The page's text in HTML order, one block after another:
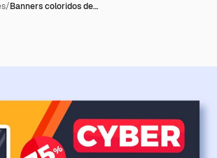
/Banners coloridos de…